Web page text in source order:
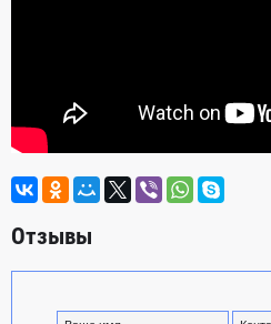
Отзывы